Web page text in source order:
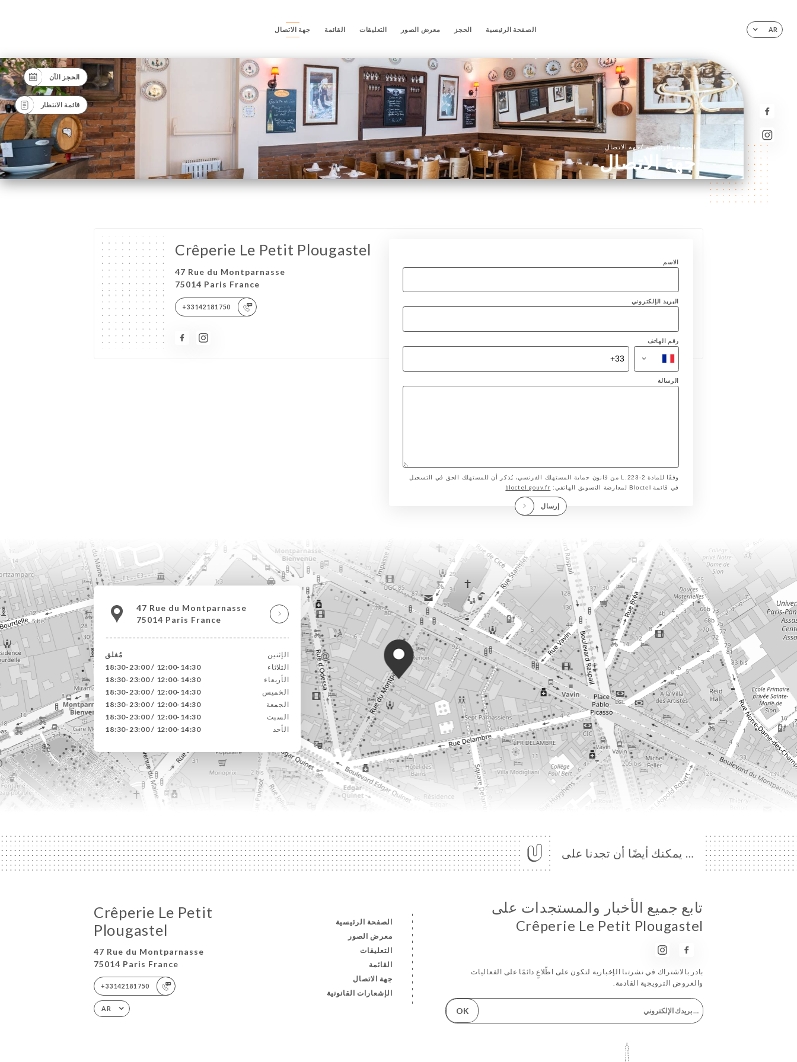
AR الصفحة الرئيسية الحجز معرض الصور التعليقات القائمة جهة الاتصال
الحجز الآن
قائمة الانتظار
الصفحة الرئيسية/جهة الاتصال
جهة الاتصال
Crêperie Le Petit Plougastel
47 Rue du Montparnasse
75014 Paris France
+33142181750
الاسم
البريد الإلكتروني
رقم الهاتف
الرسالة
وفقًا للمادة L.223-2 من قانون حماية المستهلك الفرنسي، يُذكر أن للمستهلك الحق في التسجيل
في قائمة Bloctel لمعارضة التسويق الهاتفي:
bloctel.gouv.fr
إرسال
47 Rue du Montparnasse
75014 Paris France
الإثنين
مُغلق
الثلاثاء
12:00-14:30 / 18:30-23:00
الأربعاء
12:00-14:30 / 18:30-23:00
الخميس
12:00-14:30 / 18:30-23:00
الجمعة
12:00-14:30 / 18:30-23:00
السبت
12:00-14:30 / 18:30-23:00
الأحد
12:00-14:30 / 18:30-23:00
… يمكنك أيضًا أن تجدنا على
Crêperie Le Petit
Plougastel
47 Rue du Montparnasse
75014 Paris France
+33142181750
AR
الصفحة الرئيسية
معرض الصور
التعليقات
القائمة
جهة الاتصال
الإشعارات القانونية
تابع جميع الأخبار والمستجدات على
Crêperie Le Petit Plougastel
بادر بالاشتراك في نشرتنا الإخبارية لتكون على اطّلاعٍ دائمًا على الفعاليات
والعروض الترويجية القادمة.
OK